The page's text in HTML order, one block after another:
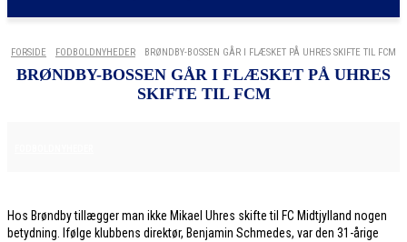
FORSIDE FODBOLDNYHEDER BRØNDBY-BOSSEN GÅR I FLÆSKET PÅ UHRES SKIFTE TIL FCM
BRØNDBY-BOSSEN GÅR I FLÆSKET PÅ UHRES
SKIFTE TIL FCM
Hos Brøndby tillægger man ikke Mikael Uhres skifte til FC Midtjylland nogen
betydning. Ifølge klubbens direktør, Benjamin Schmedes, var den 31-årige